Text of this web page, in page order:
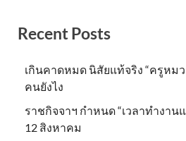
Recent Posts
เกินคาดหมด นิสัยแท้จริง “ครูหมว
คนยังไง
ราชกิจจาฯ กำหนด “เวลาทำงาน
12 สิงหาคม